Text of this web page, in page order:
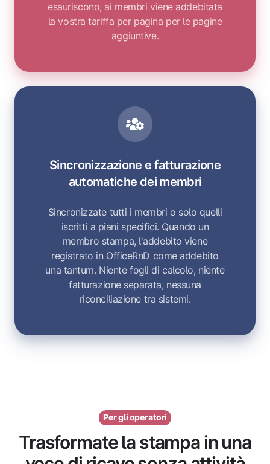
esauriscono, ai membri viene addebitata
la vostra tariffa per pagina per le pagine
aggiuntive.
Sincronizzazione e fatturazione
automatiche dei membri
Sincronizzate tutti i membri o solo quelli
iscritti a piani specifici. Quando un
membro stampa, l'addebito viene
registrato in OfficeRnD come addebito
una tantum. Niente fogli di calcolo, niente
fatturazione separata, nessuna
riconciliazione tra sistemi.
Per gli operatori
Trasformate la stampa in una